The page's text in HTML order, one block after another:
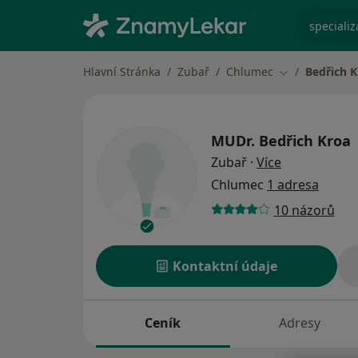
Hlavní Stránka Zubař Chlumec Změna města
Bedřich
MUDr. Bedřich Kroa
Zubař · Více
Chlumec 1 adresa
10 názorů
Kontaktní údaje
Ceník Adresy